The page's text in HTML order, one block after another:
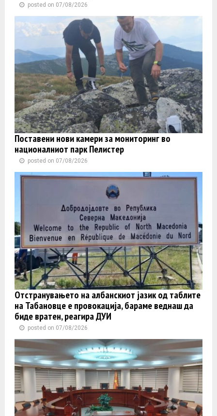
posted on 07/08/2026
Поставени нови камери за мониторинг во
националниот парк Пелистер
posted on 07/08/2026
Отстранувањето на албанскиот јазик од таблите
на Табановце е провокација, бараме веднаш да
биде вратен, реагира ДУИ
posted on 07/08/2026